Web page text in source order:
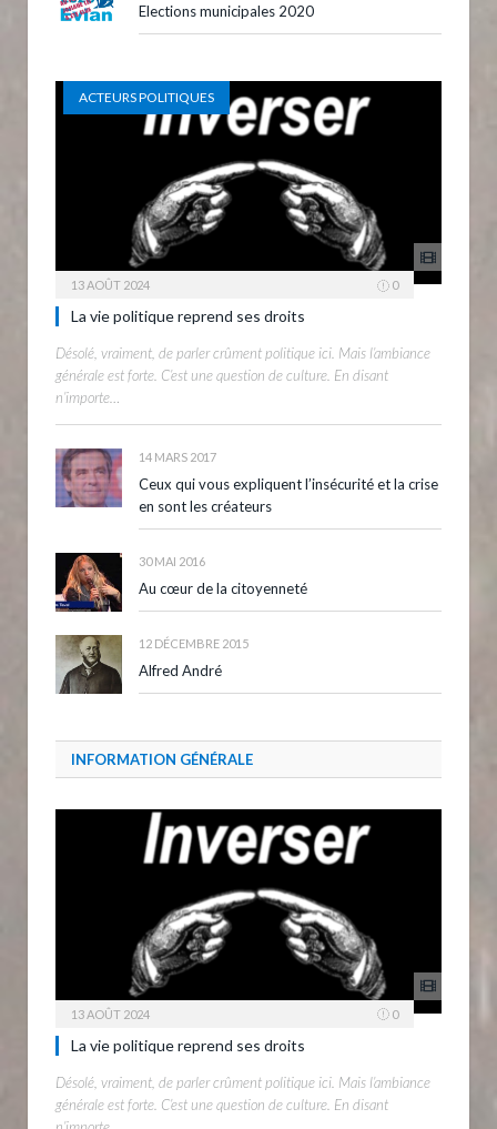
Elections municipales 2020
ACTEURS POLITIQUES
13 AOÛT 2024 0
La vie politique reprend ses droits
Désolé, vraiment, de parler crûment politique ici. Mais l’ambiance
générale est forte. C’est une question de culture. En disant
n’importe…
14 MARS 2017
Ceux qui vous expliquent l’insécurité et la crise
en sont les créateurs
30 MAI 2016
Au cœur de la citoyenneté
12 DÉCEMBRE 2015
Alfred André
INFORMATION GÉNÉRALE
13 AOÛT 2024 0
La vie politique reprend ses droits
Désolé, vraiment, de parler crûment politique ici. Mais l’ambiance
générale est forte. C’est une question de culture. En disant